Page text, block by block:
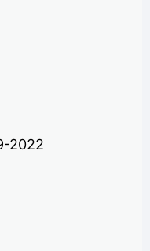
2022